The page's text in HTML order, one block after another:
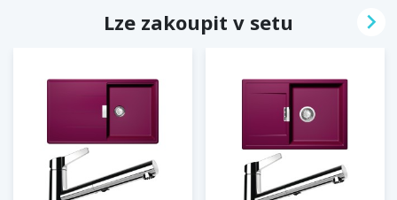
Lze zakoupit v setu 